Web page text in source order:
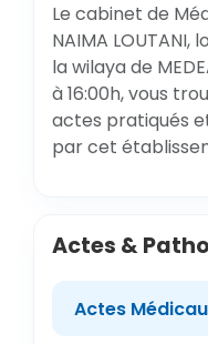
Le cabinet de
NAIMA LOUTANI,
la wilaya de
à 16:00h, vous
actes pratiqués
par cet
Actes &
Actes